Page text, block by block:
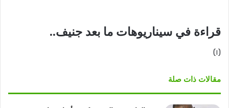
قراءة في سيناريوهات ما بعد جنيف..
(١)
مقالات ذات صلة